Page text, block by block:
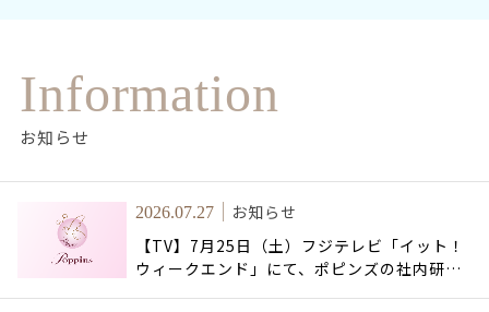
Information
お知らせ
2026.07.27
お知らせ
【TV】7月25日（土）フジテレビ「イット！
ウィークエンド」にて、ポピンズの社内研修